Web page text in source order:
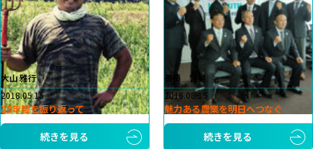
大山 雅行
2018.05.15
29年度を振り返って
続きを見る
善積 智晃
2016.08.15
魅力ある農業を明日へつなぐ
続きを見る